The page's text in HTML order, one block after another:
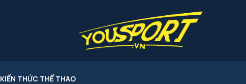
KIẾN THỨC THỂ THAO